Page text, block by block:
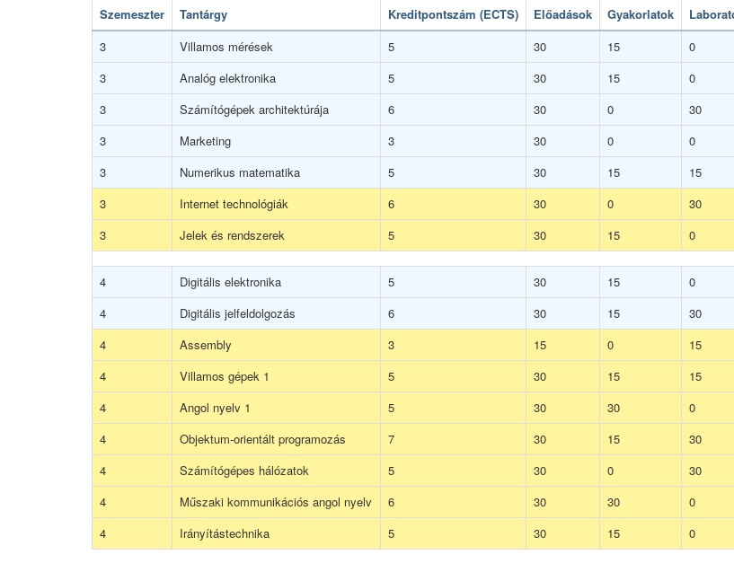
Szemeszter Tantárgy Kreditpontszám (ECTS) Előadások Gyakorlatok
3
Villamos mérések 5 30 15
0
3
Analóg elektronika 5 30 15
0
3
Számítógépek architektúrája 6 30 0
30
3
Marketing 3 30 0
0
3
Numerikus matematika 5 30 15
15
3
Internet technológiák 6 30 0
30
3
Jelek és rendszerek 5 30 15 0
4 Digitális elektronika 5 30 15
0
4
Digitális jelfeldolgozás 6 30 15
30
4
Assembly 3 15 0
15
4
Villamos gépek 1 5 30 15
15
4
Angol nyelv 1 5 30 30
0
4
Objektum-orientált programozás 7 30 15
30
4
Számítógépes hálózatok 5 30 0
30
4
Műszaki kommunikációs angol nyelv 6 30 30
0
4
Irányítástechnika 5 30 15 0